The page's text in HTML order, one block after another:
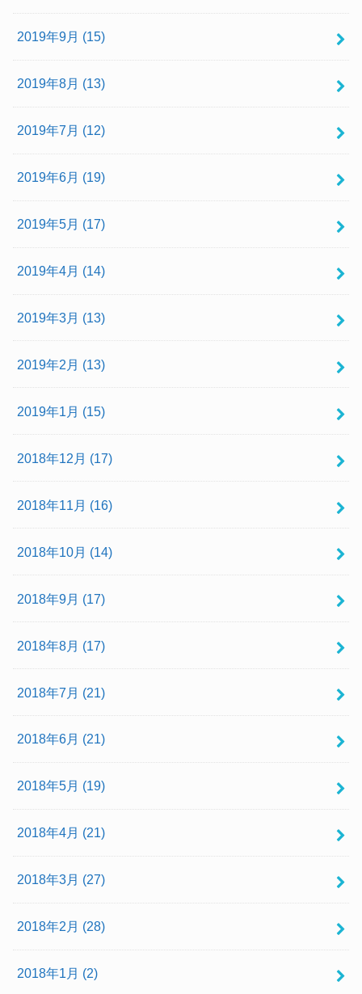
2019年9月 (15)
2019年8月 (13)
2019年7月 (12)
2019年6月 (19)
2019年5月 (17)
2019年4月 (14)
2019年3月 (13)
2019年2月 (13)
2019年1月 (15)
2018年12月 (17)
2018年11月 (16)
2018年10月 (14)
2018年9月 (17)
2018年8月 (17)
2018年7月 (21)
2018年6月 (21)
2018年5月 (19)
2018年4月 (21)
2018年3月 (27)
2018年2月 (28)
2018年1月 (2)